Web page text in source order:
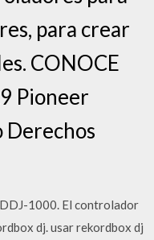
para crear
CONOCE
Pioneer
Derechos
1000. El controlador
dj. usar rekordbox dj